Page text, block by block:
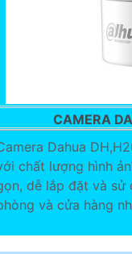
CAMERA
Dahua
chất lượng hình
dễ lắp đặt và sử
và cửa hàng